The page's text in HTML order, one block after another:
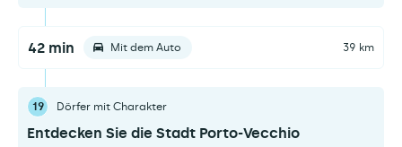
42 min Mit dem Auto 39 km
19 Dörfer mit Charakter
Entdecken Sie die Stadt Porto-Vecchio